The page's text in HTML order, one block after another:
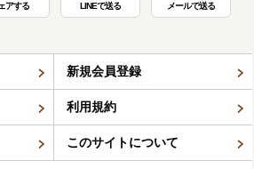
アする LINEで送る メールで送る
新規会員登録
利用規約
このサイトについて